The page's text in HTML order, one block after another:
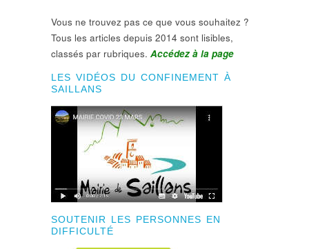
Vous ne trouvez pas ce que vous souhaitez ?
Tous les articles depuis 2014 sont lisibles,
classés par rubriques. Accédez à la page
LES VIDÉOS DU CONFINEMENT À
SAILLANS
SOUTENIR LES PERSONNES EN
DIFFICULTÉ